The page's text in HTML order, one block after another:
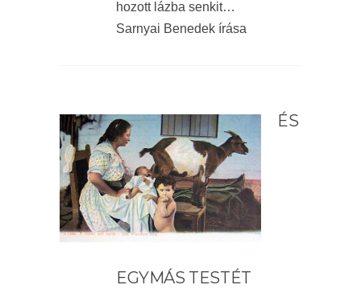
hozott lázba senkit…
Sarnyai Benedek írása
ÉS
EGYMÁS TESTÉT